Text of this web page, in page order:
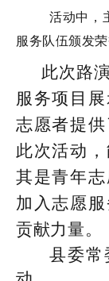
活动中，
服务队伍颁发荣
此次路
服务项目
志愿者提
此次活动
其是青年
加入志愿
贡献力量。
县委常